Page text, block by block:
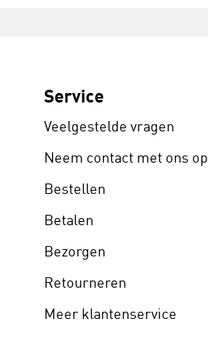
Service
Veelgestelde vragen
Neem contact met ons op
Bestellen
Betalen
Bezorgen
Retourneren
Meer klantenservice